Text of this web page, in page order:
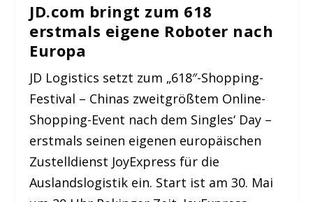
JD.com bringt zum 618
erstmals eigene Roboter nach
Europa
JD Logistics setzt zum „618″-Shopping-
Festival – Chinas zweitgrößtem Online-
Shopping-Event nach dem Singles‘ Day –
erstmals seinen eigenen europäischen
Zustelldienst JoyExpress für die
Auslandslogistik ein. Start ist am 30. Mai